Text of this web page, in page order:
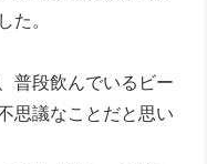
た。
普段飲んでいるビー
思議なことだと思い